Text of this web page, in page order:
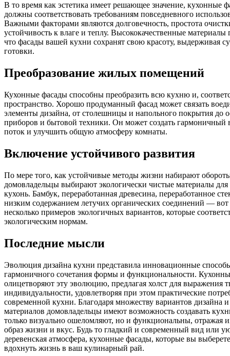
В то время как эстетика имеет решающее значение, кухонные
должны соответствовать требованиям повседневного
Важными факторами являются долговечность, простота
устойчивость к влаге и теплу. Высококачественные материалы
что фасады вашей кухни сохранят свою красоту, выдерживая
готовки.
Преобразование жилых помещений
Кухонные фасады способны преобразить всю кухню и,
пространство. Хорошо продуманный фасад может связать
элементы дизайна, от столешницы и напольного покрытия до
приборов и бытовой техники. Он может создать гармоничный
поток и улучшить общую атмосферу комнаты.
Включение устойчивого развития
По мере того, как устойчивые методы жизни набирают
домовладельцы выбирают экологически чистые материалы для
кухонь. Бамбук, переработанная древесина, переработанное
низким содержанием летучих органических соединений —
несколько примеров экологичных вариантов, которые
экологическим нормам.
Последние мысли
Эволюция дизайна кухни представила инновационные
гармоничного сочетания формы и функциональности.
олицетворяют эту эволюцию, предлагая холст для выражения
индивидуальности, удовлетворяя при этом практические
современной кухни. Благодаря множеству вариантов дизайна
материалов домовладельцы имеют возможность создавать
только визуально ошеломляют, но и функциональны, отражая
образ жизни и вкус. Будь то гладкий и современный вид или
деревенская атмосфера, кухонные фасады, которые вы
вдохнуть жизнь в ваш кулинарный рай.